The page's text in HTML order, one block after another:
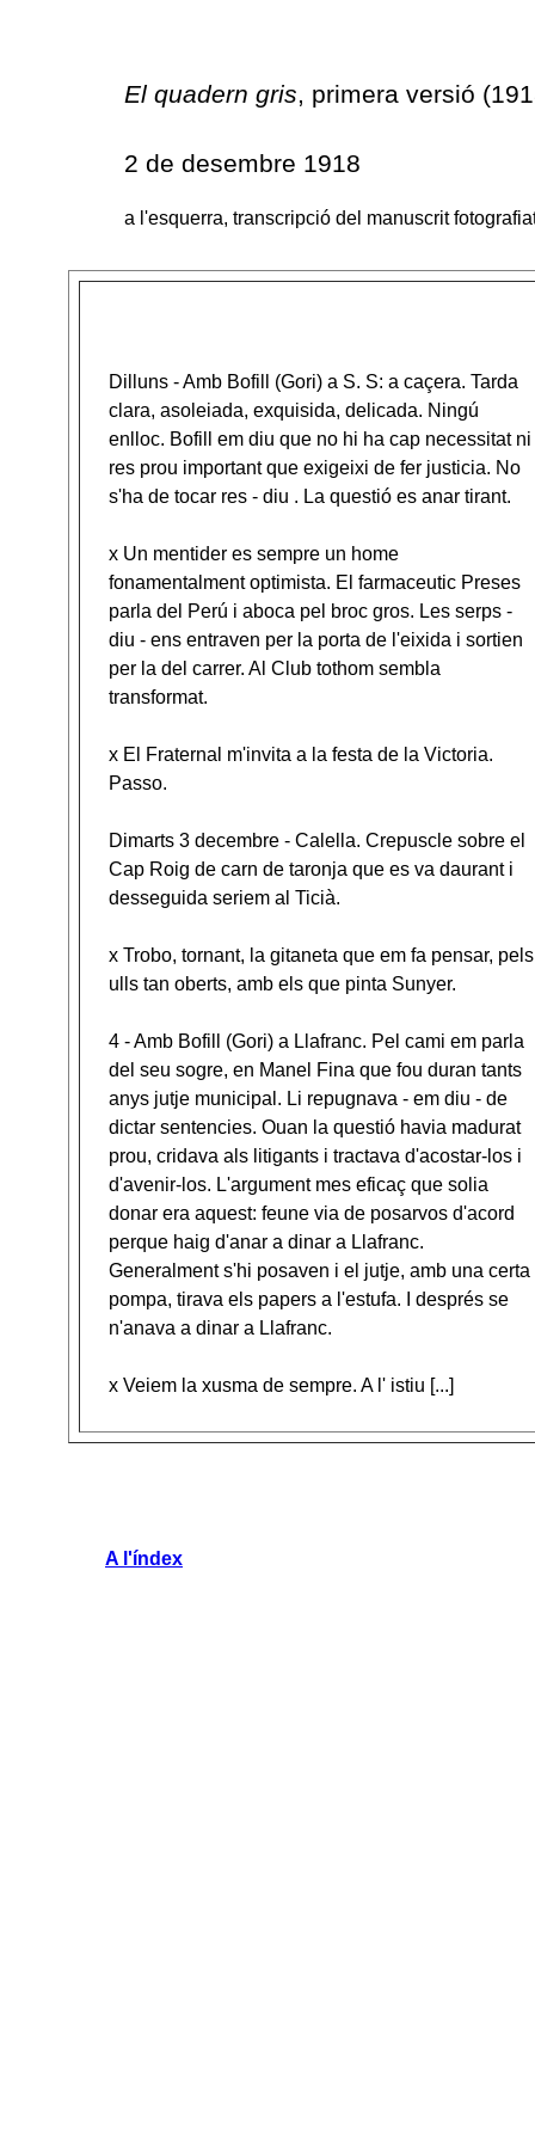
El quadern gris, primera versió
2 de desembre 1918
a l'esquerra, transcripció del manuscrit
Dilluns - Amb Bofill (Gori) a S. S: a caçera. Tarda
clara, asoleiada, exquisida, delicada. Ningú
enlloc. Bofill em diu que no hi ha cap necessitat ni
res prou important que exigeixi de fer justicia. No
s'ha de tocar res - diu . La questió es anar tirant.
x Un mentider es sempre un home
fonamentalment optimista. El farmaceutic Preses
parla del Perú i aboca pel broc gros. Les serps -
diu - ens entraven per la porta de l'eixida i sortien
per la del carrer. Al Club tothom sembla
transformat.
x El Fraternal m'invita a la festa de la Victoria.
Passo.
Dimarts 3 decembre - Calella. Crepuscle sobre el
Cap Roig de carn de taronja que es va daurant i
desseguida seriem al Ticià.
x Trobo, tornant, la gitaneta que em fa pensar, pels
ulls tan oberts, amb els que pinta Sunyer.
4 - Amb Bofill (Gori) a Llafranc. Pel cami em parla
del seu sogre, en Manel Fina que fou duran tants
anys jutje municipal. Li repugnava - em diu - de
dictar sentencies. Ouan la questió havia madurat
prou, cridava als litigants i tractava d'acostar-los i
d'avenir-los. L'argument mes eficaç que solia
donar era aquest: feune via de posarvos d'acord
perque haig d'anar a dinar a Llafranc.
Generalment s'hi posaven i el jutje, amb una certa
pompa, tirava els papers a l'estufa. I després se
n'anava a dinar a Llafranc.
x Veiem la xusma de sempre. A l' istiu [...]
A l'índex